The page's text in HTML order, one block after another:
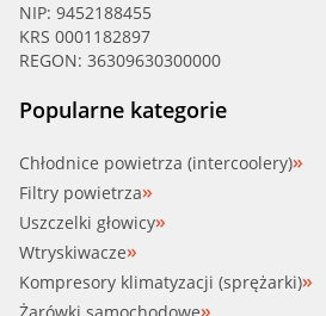
NIP: 9452188455
KRS 0001182897
REGON: 36309630300000
Popularne kategorie
Chłodnice powietrza (intercoolery)
Filtry powietrza
Uszczelki głowicy
Wtryskiwacze
Kompresory klimatyzacji (sprężarki)